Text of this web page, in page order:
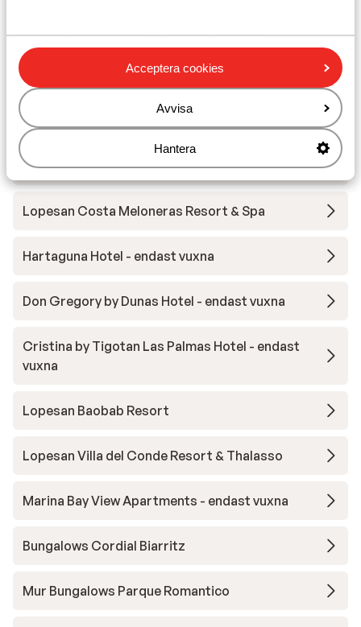
Acceptera cookies
Avvisa
Hantera
Andra boenden i Gran Canaria
Bungalows Los Leones
Club Maspalomas Suites & Spa - endast vuxna
Relaxia los Girasoles
Lopesan Costa Meloneras Resort & Spa
Hartaguna Hotel - endast vuxna
Don Gregory by Dunas Hotel - endast vuxna
Cristina by Tigotan Las Palmas Hotel - endast
vuxna
Lopesan Baobab Resort
Lopesan Villa del Conde Resort & Thalasso
Marina Bay View Apartments - endast vuxna
Bungalows Cordial Biarritz
Mur Bungalows Parque Romantico